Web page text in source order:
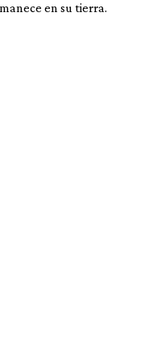
en su tierra.